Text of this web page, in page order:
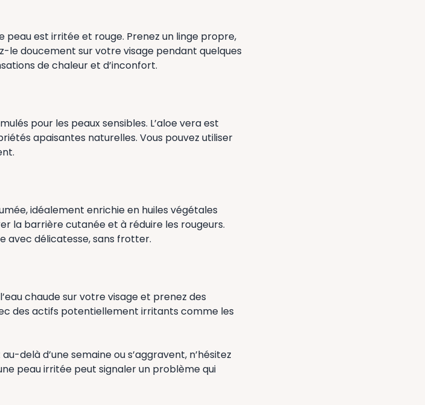
peau est irritée et rouge. Prenez un linge propre,
le doucement sur votre visage pendant quelques
de chaleur et d’inconfort.
pour les peaux sensibles. L’aloe vera est
apaisantes naturelles. Vous pouvez utiliser
idéalement enrichie en huiles végétales
la barrière cutanée et à réduire les rougeurs.
avec délicatesse, sans frotter.
chaude sur votre visage et prenez des
des actifs potentiellement irritants comme les
delà d’une semaine ou s’aggravent, n’hésitez
peau irritée peut signaler un problème qui